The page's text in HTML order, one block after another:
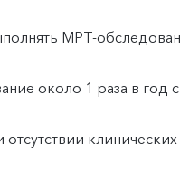
МРТ-
около 1 раза в год